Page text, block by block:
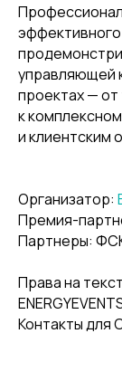
управляющей
проектах — от
к
и клиентским
Организатор:
Премия-
Партнеры:
Права на
Контакты для